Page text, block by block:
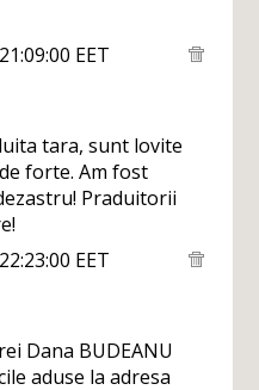
EET
tara, sunt lovite
forte. Am fost
Praduitorii
EET
Dana BUDEANU
aduse la adresa